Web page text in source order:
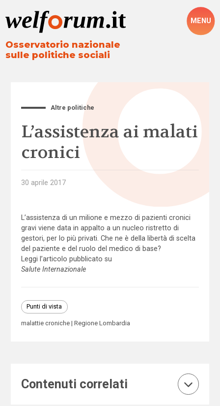
Osservatorio nazionale
sulle politiche sociali
MENU
Altre politiche
L’assistenza ai malati
cronici
30 aprile 2017
L’assistenza di un milione e mezzo di pazienti cronici
gravi viene data in appalto a un nucleo ristretto di
gestori, per lo più privati. Che ne è della libertà di scelta
del paziente e del ruolo del medico di base?
Leggi l’articolo pubblicato su
Salute Internazionale
Punti di vista
malattie croniche Regione Lombardia
Contenuti correlati